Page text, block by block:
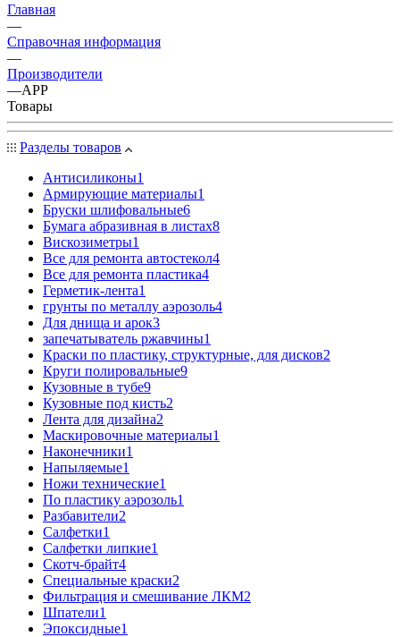
Главная
—
Справочная информация
—
Производители
—APP
Товары
Разделы товаров
Антисиликоны1
Армирующие материалы1
Бруски шлифовальные6
Бумага абразивная в листах8
Вискозиметры1
Все для ремонта автостекол4
Все для ремонта пластика4
Герметик-лента1
грунты по металлу аэрозоль4
Для днища и арок3
запечатыватель ржавчины1
Краски по пластику, структурные, для дисков2
Круги полировальные9
Кузовные в тубе9
Кузовные под кисть2
Лента для дизайна2
Маскировочные материалы1
Наконечники1
Напыляемые1
Ножи технические1
По пластику аэрозоль1
Разбавители2
Салфетки1
Салфетки липкие1
Скотч-брайт4
Специальные краски2
Фильтрация и смешивание ЛКМ2
Шпатели1
Эпоксидные1